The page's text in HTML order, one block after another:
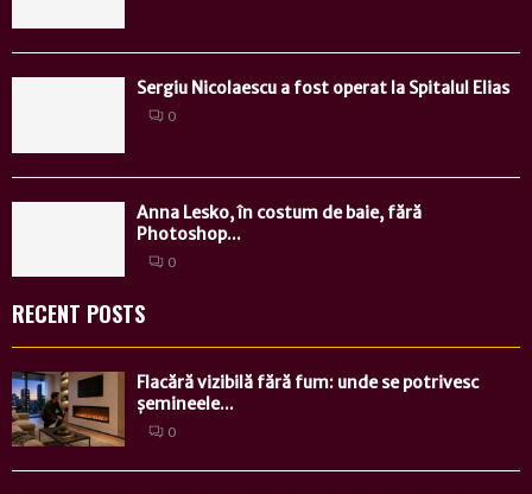
Sergiu Nicolaescu a fost operat la Spitalul Elias
0
Anna Lesko, în costum de baie, fără
Photoshop...
0
RECENT POSTS
Flacără vizibilă fără fum: unde se potrivesc
șemineele...
0